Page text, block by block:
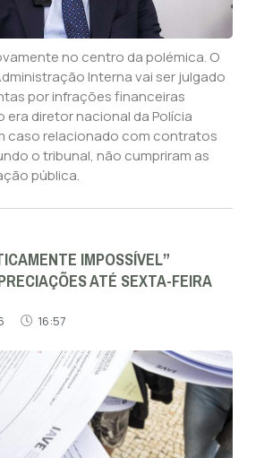
no centro da polémica. O
Interna vai ser julgado
por infrações financeiras
diretor nacional da Polícia
caso relacionado com contratos
o tribunal, não cumpriram as
pública.
IMPOSSÍVEL”
ATÉ SEXTA-FEIRA
16:57